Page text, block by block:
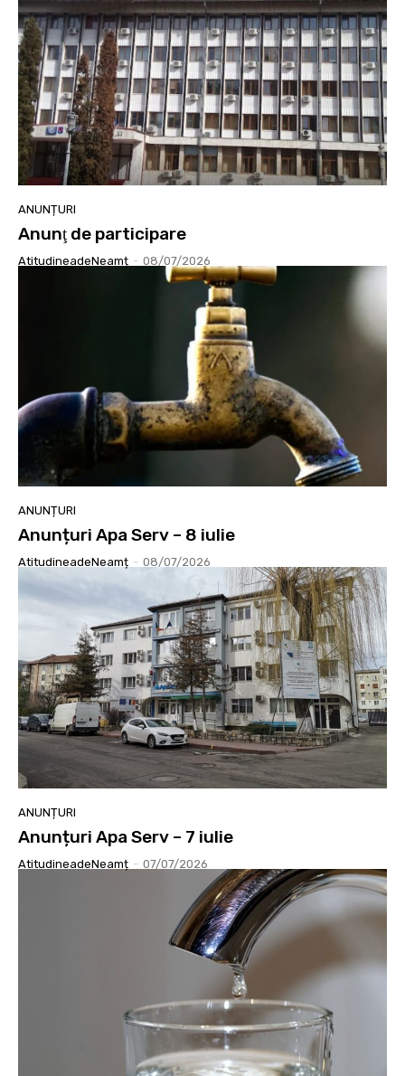
ANUNȚURI
Anunţ de participare
AtitudineadeNeamț - 08/07/2026
ANUNȚURI
Anunțuri Apa Serv – 8 iulie
AtitudineadeNeamț - 08/07/2026
ANUNȚURI
Anunțuri Apa Serv – 7 iulie
AtitudineadeNeamț - 07/07/2026